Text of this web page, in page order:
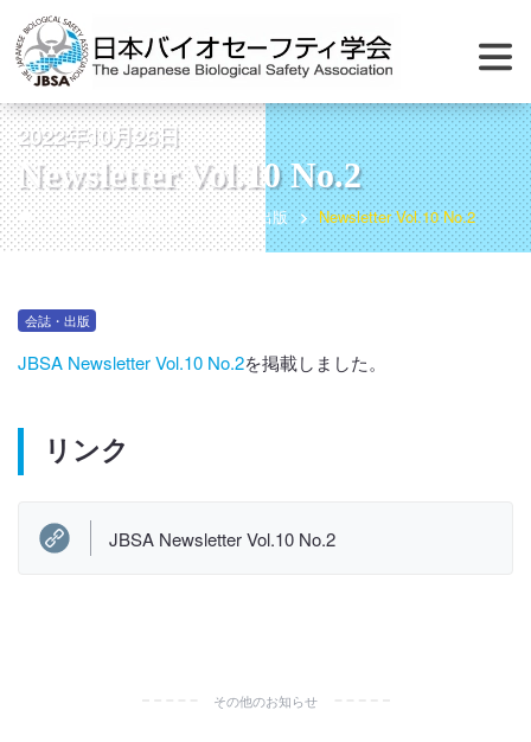
2022年10月26日
Newsletter Vol.10 No.2
ホーム お知らせ 会誌・出版 Newsletter Vol.10 No.2
会誌・出版
JBSA Newsletter Vol.10 No.2を掲載しました。
リンク
JBSA Newsletter Vol.10 No.2
その他のお知らせ